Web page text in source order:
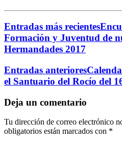
Entradas más recientes
Formación y Juventud de
Hermandades 2017
Entradas anteriores
el Santuario del Rocío del
Deja un comentario
Tu dirección de correo electrónico
obligatorios están marcados con *